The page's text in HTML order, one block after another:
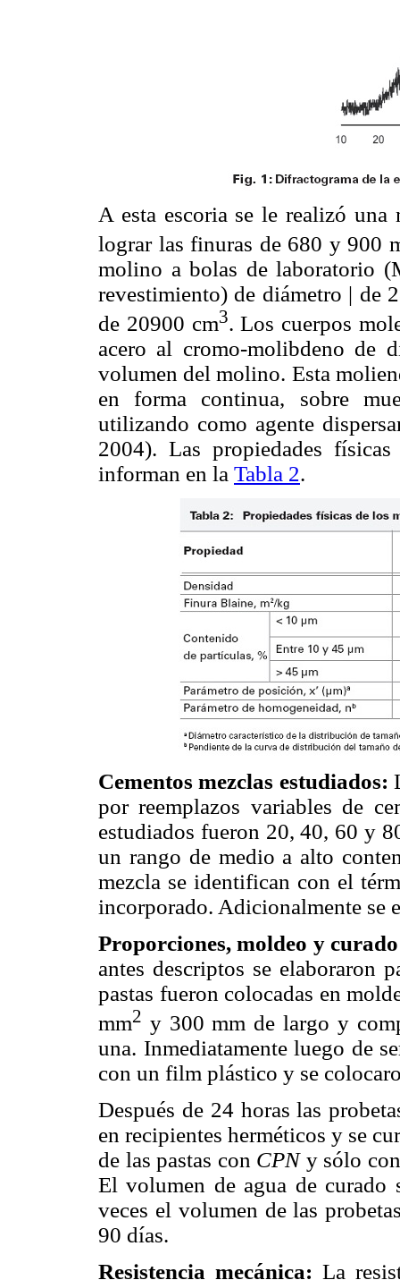
A esta escoria se le realizó
lograr las finuras de 680 y 900
molino a bolas de laboratorio
revestimiento) de diámetro | de
de 20900 cm3. Los cuerpos
acero al cromo-molibdeno de
volumen del molino. Esta
en forma continua, sobre
utilizando como agente
2004). Las propiedades
informan en la Tabla 2.
Cementos mezclas estudiados:
por reemplazos variables de
estudiados fueron 20, 40, 60 y
un rango de medio a alto
mezcla se identifican con el
incorporado. Adicionalmente se
Proporciones, moldeo y
antes descriptos se elaboraron
pastas fueron colocadas en
mm2 y 300 mm de largo y
una. Inmediatamente luego de
con un film plástico y se
Después de 24 horas las
en recipientes herméticos y se
de las pastas con CPNy sólo con
El volumen de agua de curado
veces el volumen de las
90 días.
Resistencia mecánica: La